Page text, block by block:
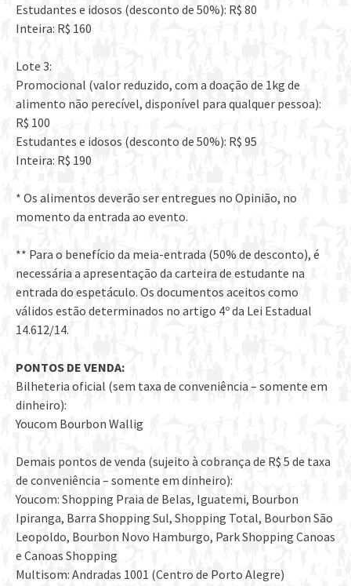
Estudantes e idosos (desconto de 50%): R$ 80
Inteira: R$ 160
Lote 3:
Promocional (valor reduzido, com a doação de 1kg de
alimento não perecível, disponível para qualquer pessoa):
R$ 100
Estudantes e idosos (desconto de 50%): R$ 95
Inteira: R$ 190
* Os alimentos deverão ser entregues no Opinião, no
momento da entrada ao evento.
** Para o benefício da meia-entrada (50% de desconto), é
necessária a apresentação da carteira de estudante na
entrada do espetáculo. Os documentos aceitos como
válidos estão determinados no artigo 4º da Lei Estadual
14.612/14.
PONTOS DE VENDA:
Bilheteria oficial (sem taxa de conveniência – somente em
dinheiro):
Youcom Bourbon Wallig
Demais pontos de venda (sujeito à cobrança de R$ 5 de taxa
de conveniência – somente em dinheiro):
Youcom: Shopping Praia de Belas, Iguatemi, Bourbon
Ipiranga, Barra Shopping Sul, Shopping Total, Bourbon São
Leopoldo, Bourbon Novo Hamburgo, Park Shopping Canoas
e Canoas Shopping
Multisom: Andradas 1001 (Centro de Porto Alegre)